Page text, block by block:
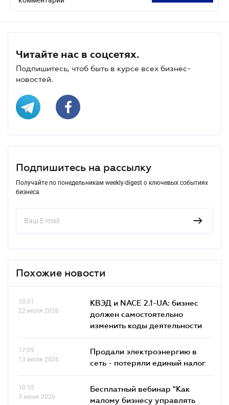
Читайте нас в соцсетях.
Подпишитесь, чтоб быть в курсе всех бизнес-
новостей.
Подпишитесь на рассылку
Получайте по понедельникам weekly-digest о ключевых событиях
бизнеса
Похожие новости
10.01
22 июля 2026
КВЭД и NACE 2.1-UA: бизнес
должен самостоятельно
изменить коды деятельности
17.09
13 июля 2026
Продали электроэнергию в
сеть - потеряли единый налог
10.55
3 июня 2026
Бесплатный вебинар "Как
малому бизнесу управлять